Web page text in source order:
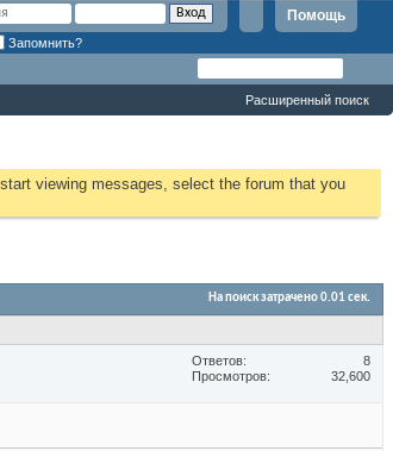
Помощь
Запомнить?
Расширенный поиск
viewing messages, select the forum that you
На поиск затрачено0.01 сек.
Ответов
8
Просмотров
32,600